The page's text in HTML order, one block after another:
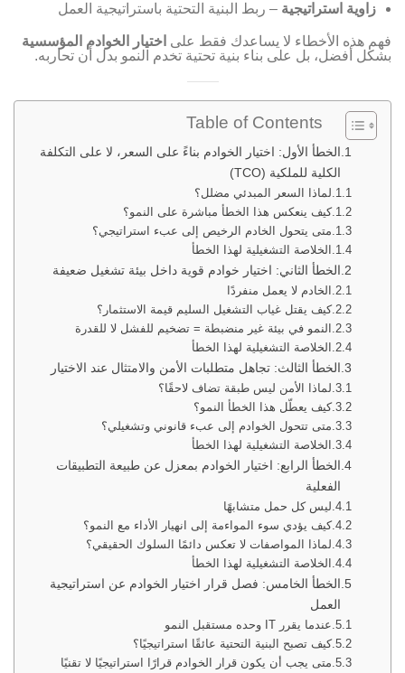
زاوية استراتيجية – ربط البنية التحتية باستراتيجية العمل
فهم هذه الأخطاء لا يساعدك فقط على اختيار الخوادم المؤسسية
بشكل أفضل، بل على بناء بنية تحتية تخدم النمو بدل أن تحاربه.
Table of Contents
الخطأ الأول: اختيار الخوادم بناءً على السعر، لا على التكلفة
الكلية للملكية (TCO)
لماذا السعر المبدئي مضلل؟
كيف ينعكس هذا الخطأ مباشرة على النمو؟
متى يتحول الخادم الرخيص إلى عبء استراتيجي؟
الخلاصة التشغيلية لهذا الخطأ
الخطأ الثاني: اختيار خوادم قوية داخل بيئة تشغيل ضعيفة
الخادم لا يعمل منفردًا
كيف يقتل غياب التشغيل السليم قيمة الاستثمار؟
النمو في بيئة غير منضبطة = تضخيم للفشل لا للقدرة
الخلاصة التشغيلية لهذا الخطأ
الخطأ الثالث: تجاهل متطلبات الأمن والامتثال عند الاختيار
لماذا الأمن ليس طبقة تضاف لاحقًا؟
كيف يعطّل هذا الخطأ النمو؟
متى تتحول الخوادم إلى عبء قانوني وتشغيلي؟
الخلاصة التشغيلية لهذا الخطأ
الخطأ الرابع: اختيار الخوادم بمعزل عن طبيعة التطبيقات
الفعلية
ليس كل حمل متشابهًا
كيف يؤدي سوء المواءمة إلى انهيار الأداء مع النمو؟
لماذا المواصفات لا تعكس دائمًا السلوك الحقيقي؟
الخلاصة التشغيلية لهذا الخطأ
الخطأ الخامس: فصل قرار اختيار الخوادم عن استراتيجية
العمل
عندما يقرر IT وحده مستقبل النمو
كيف تصبح البنية التحتية عائقًا استراتيجيًا؟
متى يجب أن يكون قرار الخوادم قرارًا استراتيجيًا لا تقنيًا